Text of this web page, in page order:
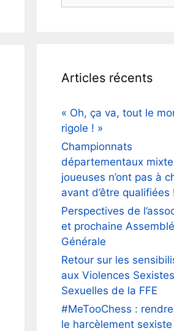
Articles récents
« Oh, ça va, tout le
rigole ! »
Championnats
départementaux
joueuses n’ont pas à
avant d’être qualifiées
Perspectives de
et prochaine
Générale
Retour sur les
aux Violences
Sexuelles de la FFE
#MeTooChess :
le harcèlement